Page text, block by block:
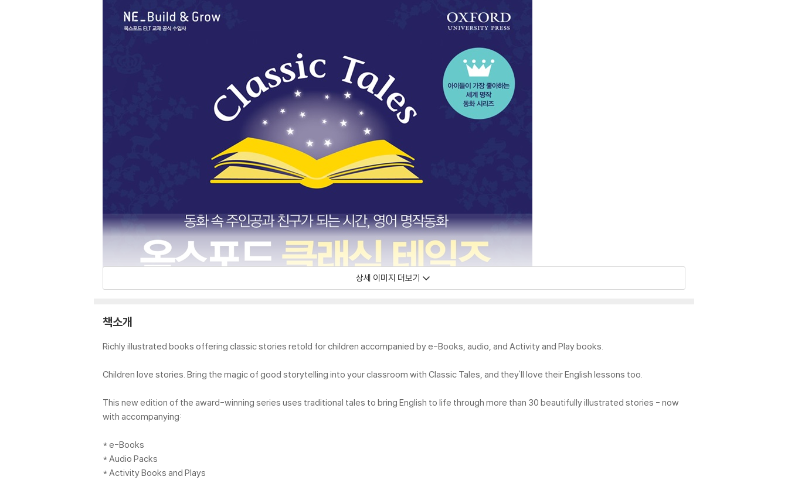
상세 이미지 더보기
책소개
Richly illustrated books offering classic stories retold for children accompanied by e-Books, audio, and Activity and Play books.
Children love stories. Bring the magic of good storytelling into your classroom with Classic Tales, and they'll love their English lessons too.
This new edition of the award-winning series uses traditional tales to bring English to life through more than 30 beautifully illustrated stories - now
with accompanying:
* e-Books
* Audio Packs
* Activity Books and Plays